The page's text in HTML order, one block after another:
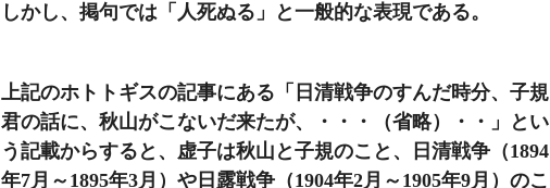
しかし、掲句では「人死ぬる」と一般的な表現である。
上記のホトトギスの記事にある「日清戦争のすんだ時分、子規
君の話に、秋山がこないだ来たが、・・・（省略）・・」とい
う記載からすると、虚子は秋山と子規のこと、日清戦争（1894
年7月～1895年3月） や日露戦争（1904年2月～1905年9月） のこ